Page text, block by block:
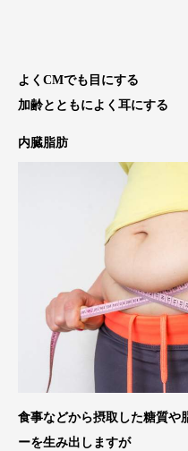
よくCMでも目にする
加齢とともによく耳にする
内臓脂肪
食事などから摂取した糖質や
ーを生み出しますが